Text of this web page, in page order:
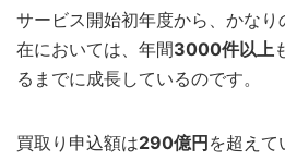
サービス開始初年度から、かな
在においては、年間3000件以上
るまでに成長しているのです。
買取り申込額は290億円 を超え